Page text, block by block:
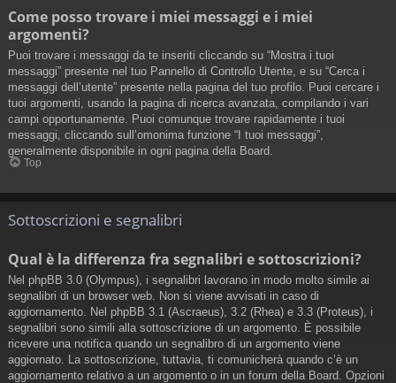
Come posso trovare i miei messaggi e i miei
argomenti?
Puoi trovare i messaggi da te inseriti cliccando su “Mostra i tuoi
messaggi” presente nel tuo Pannello di Controllo Utente, e su “Cerca i
messaggi dell’utente” presente nella pagina del tuo profilo. Puoi cercare i
tuoi argomenti, usando la pagina di ricerca avanzata, compilando i vari
campi opportunamente. Puoi comunque trovare rapidamente i tuoi
messaggi, cliccando sull’omonima funzione “I tuoi messaggi”,
generalmente disponibile in ogni pagina della Board.
Top
Sottoscrizioni e segnalibri
Qual è la differenza fra segnalibri e sottoscrizioni?
Nel phpBB 3.0 (Olympus), i segnalibri lavorano in modo molto simile ai
segnalibri di un browser web. Non si viene avvisati in caso di
aggiornamento. Nel phpBB 3.1 (Ascraeus), 3.2 (Rhea) e 3.3 (Proteus), i
segnalibri sono simili alla sottoscrizione di un argomento. È possibile
ricevere una notifica quando un segnalibro di un argomento viene
aggiornato. La sottoscrizione, tuttavia, ti comunicherà quando c’è un
aggiornamento relativo a un argomento o in un forum della Board. Opzioni